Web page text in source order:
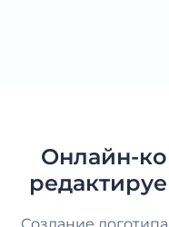
Онлайн-
Создание